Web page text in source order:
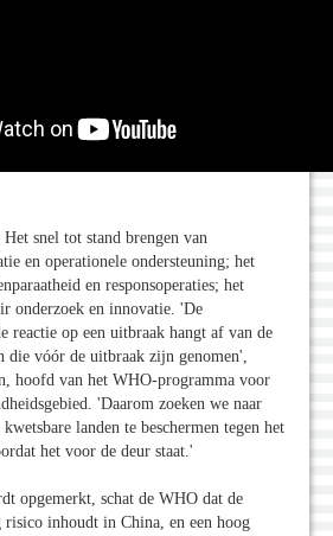
snel tot stand brengen van
en operationele ondersteuning; het
en responsoperaties; het
onderzoek en innovatie. 'De
reactie op een uitbraak hangt af van de
die vóór de uitbraak zijn genomen',
hoofd van het WHO-programma voor
'Daarom zoeken we naar
landen te beschermen tegen het
het voor de deur staat.'
opgemerkt, schat de WHO dat de
risico inhoudt in China, en een hoog